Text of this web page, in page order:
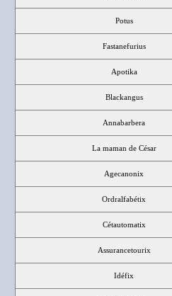
Potus
Fastanefurius
Apotika
Blackangus
Annabarbera
La maman de César
Agecanonix
Ordralfabétix
Cétautomatix
Assurancetourix
Idéfix